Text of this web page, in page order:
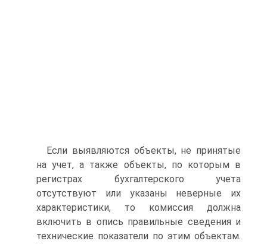
Если выявляются объекты, не принятые
на учет, а также объекты, по которым в
регистрах бухгалтерского учета
отсутствуют или указаны неверные их
характеристики, то комиссия должна
включить в опись правильные сведения и
технические показатели по этим объектам.